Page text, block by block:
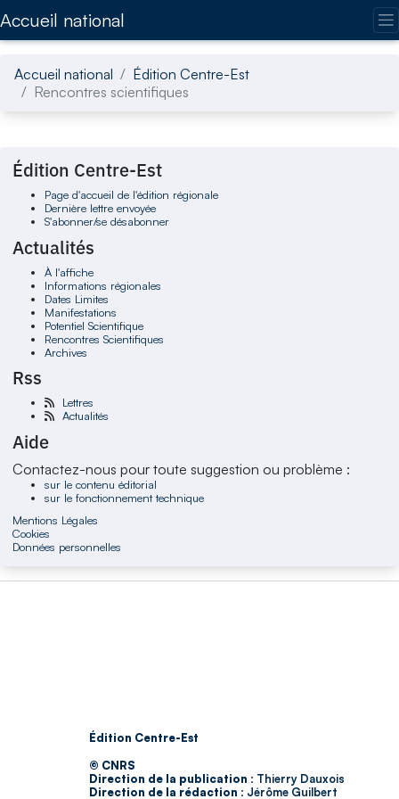
Accueil national
Accueil national
Édition Centre-Est
Rencontres scientifiques
Édition Centre-Est
Page d'accueil de l'édition régionale
Dernière lettre envoyée
S'abonner/se désabonner
Actualités
À l'affiche
Informations régionales
Dates Limites
Manifestations
Potentiel Scientifique
Rencontres Scientifiques
Archives
Rss
Lettres
Actualités
Aide
Contactez-nous pour toute suggestion ou problème :
sur le contenu éditorial
sur le fonctionnement technique
Mentions Légales
Cookies
Données personnelles
Édition Centre-Est
© CNRS
Direction de la publication : Thierry Dauxois
Direction de la rédaction : Jérôme Guilbert